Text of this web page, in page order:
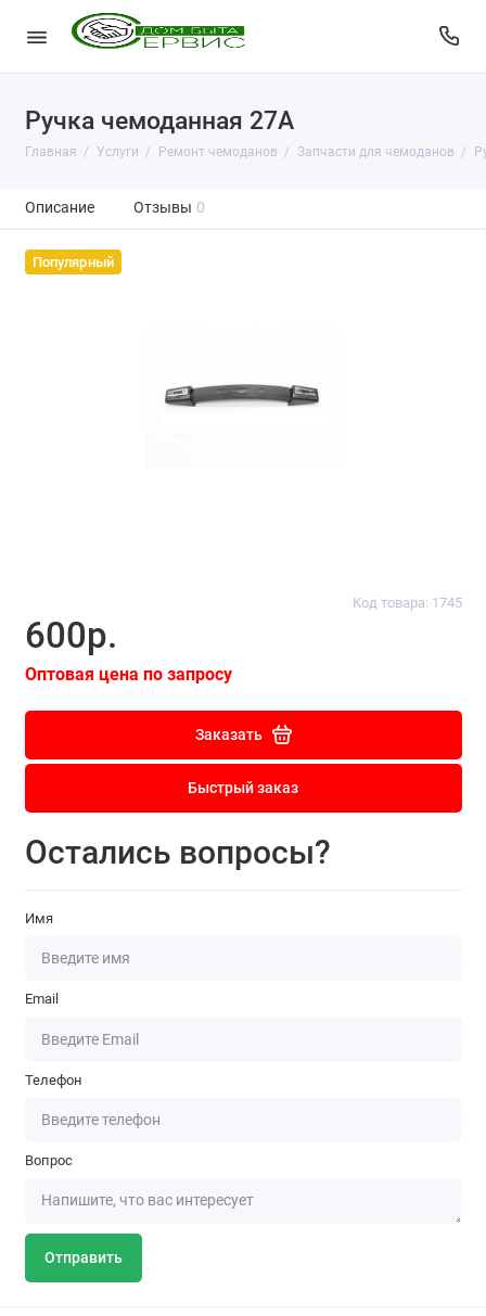
Ручка чемоданная 27А
Главная Услуги Ремонт чемоданов Запчасти для чемоданов
Описание Отзывы 0
Популярный
Код товара: 1745
600р.
Оптовая цена по запросу
Заказать
Быстрый заказ
Остались вопросы?
Имя
Email
Телефон
Вопрос
Отправить